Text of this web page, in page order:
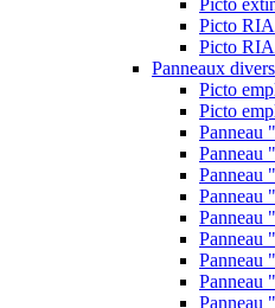
Picto RIA
Picto
Panneaux divers
Picto
Picto
Panneau
Panneau
Panneau
Panneau
Panneau
Panneau
Panneau
Panneau
Panneau